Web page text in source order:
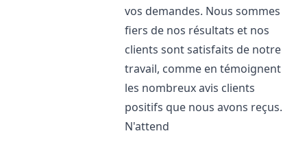
vos demandes. Nous sommes
fiers de nos résultats et nos
clients sont satisfaits de notre
travail, comme en témoignent
les nombreux avis clients
positifs que nous avons reçus.
N'attend